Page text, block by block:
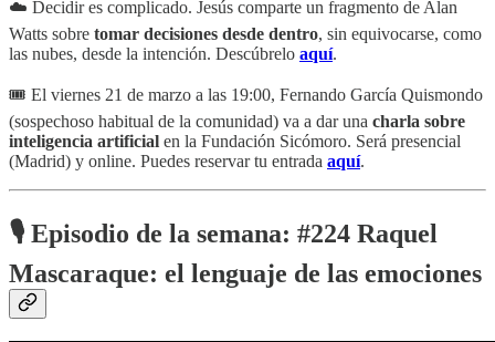
☁️ Decidir es complicado. Jesús comparte un fragmento de Alan
Watts sobre tomar decisiones desde dentro, sin equivocarse, como
las nubes, desde la intención. Descúbrelo aquí.
🎟️ El viernes 21 de marzo a las 19:00, Fernando García Quismondo
(sospechoso habitual de la comunidad) va a dar una charla sobre
inteligencia artificial en la Fundación Sicómoro. Será presencial
(Madrid) y online. Puedes reservar tu entrada aquí.
🎙️ Episodio de la semana: #224 Raquel
Mascaraque: el lenguaje de las emociones